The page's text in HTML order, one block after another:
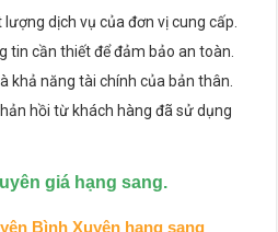
dịch vụ của đơn vị cung cấp.
tin cần thiết để đảm bảo an toàn.
khả năng tài chính của bản thân.
hồi từ khách hàng đã sử dụng
giá hạng sang.
Bình Xuyên hạng sang